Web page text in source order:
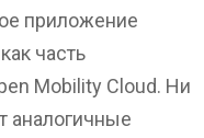
приложение
часть
Mobility Cloud. Ни
аналогичные